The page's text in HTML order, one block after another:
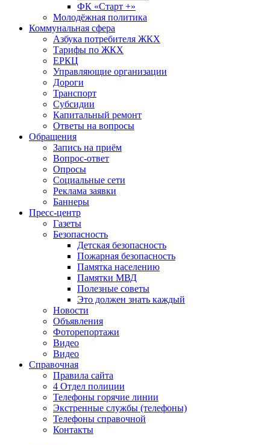
ФК «Старт +»
Молодёжная политика
Коммунальная сфера
Азбука потребителя ЖКХ
Тарифы по ЖКХ
ЕРКЦ
Управляющие организации
Дороги
Транспорт
Субсидии
Капитальный ремонт
Ответы на вопросы
Обращения
Запись на приём
Вопрос-ответ
Опросы
Социальные сети
Реклама заявки
Баннеры
Пресс-центр
Газеты
Безопасность
Детская безопасность
Пожарная безопасность
Памятка населению
Памятки МВД
Полезные советы
Это должен знать каждый
Новости
Объявления
Фоторепортажи
Видео
Видео
Справочная
Правила сайта
4 Отдел полиции
Телефоны горячие линии
Экстренные службы (телефоны)
Телефоны справочной
Контакты